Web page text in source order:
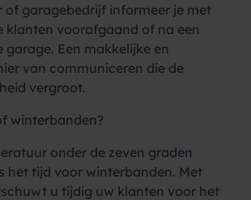
of garagebedrijf informeer je met
klanten voorafgaand of na een
garage. Een makkelijke en
van communiceren die de
vergroot.
winterbanden?
onder de zeven graden
het tijd voor winterbanden. Met
u tijdig uw klanten voor het